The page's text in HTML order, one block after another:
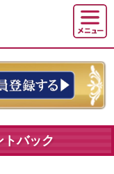
トバック